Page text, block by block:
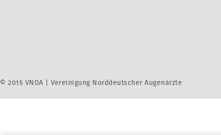
© 2015 VNDA | Vereinigung Norddeutscher Augenärzte